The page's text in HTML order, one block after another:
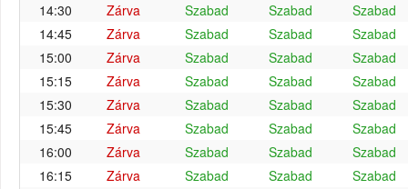
14:30
Zárva Szabad Szabad
Szabad
14:45
Zárva Szabad Szabad
Szabad
15:00
Zárva Szabad Szabad
Szabad
15:15
Zárva Szabad Szabad
Szabad
15:30
Zárva Szabad Szabad
Szabad
15:45
Zárva Szabad Szabad
Szabad
16:00
Zárva Szabad Szabad
Szabad
16:15
Zárva Szabad Szabad Szabad